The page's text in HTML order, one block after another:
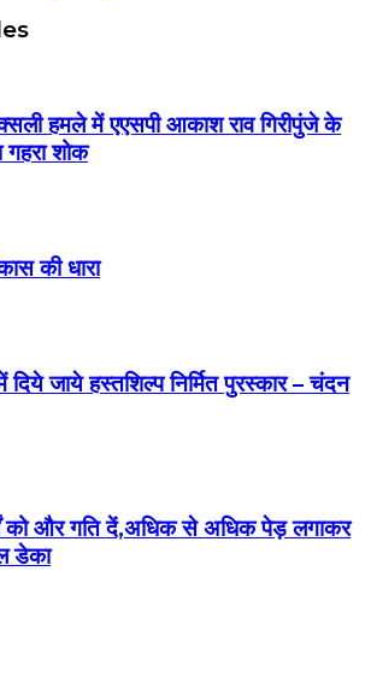
हमले में एएसपी आकाश राव गिरीपुंजे के
गहरा शोक
की धारा
जाये हस्तशिल्प निर्मित पुरस्कार – चंदन
को और गति दें,अधिक से अधिक पेड़ लगाकर
डेका